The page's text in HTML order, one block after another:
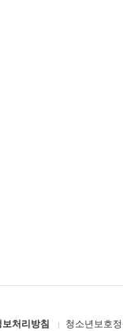
처리방침 청소년보호